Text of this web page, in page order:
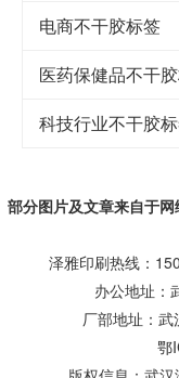
电商不干胶标签
医药保健品不干
科技行业不干胶
部分图片及文章来自于
泽雅印刷热线：
办公地址：
厂部地址：
鄂